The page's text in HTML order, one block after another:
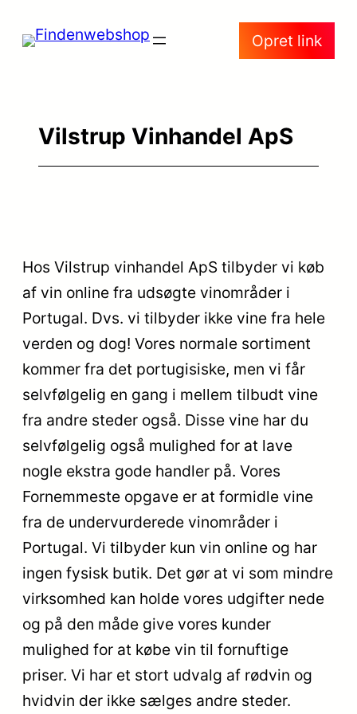
Opret link
Vilstrup Vinhandel ApS
Hos Vilstrup vinhandel ApS tilbyder vi køb
af vin online fra udsøgte vinområder i
Portugal. Dvs. vi tilbyder ikke vine fra hele
verden og dog! Vores normale sortiment
kommer fra det portugisiske, men vi får
selvfølgelig en gang i mellem tilbudt vine
fra andre steder også. Disse vine har du
selvfølgelig også mulighed for at lave
nogle ekstra gode handler på. Vores
Fornemmeste opgave er at formidle vine
fra de undervurderede vinområder i
Portugal. Vi tilbyder kun vin online og har
ingen fysisk butik. Det gør at vi som mindre
virksomhed kan holde vores udgifter nede
og på den måde give vores kunder
mulighed for at købe vin til fornuftige
priser. Vi har et stort udvalg af rødvin og
hvidvin der ikke sælges andre steder.